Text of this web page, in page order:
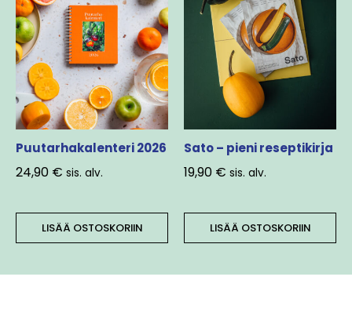
Puutarhakalenteri 2026
24,90 € sis. alv.
LISÄÄ OSTOSKORIIN
Sato – pieni reseptikirja
19,90 € sis. alv.
LISÄÄ OSTOSKORIIN